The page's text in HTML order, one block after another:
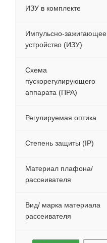
ИЗУ в комплекте
Импульсно-зажигающее
устройство (ИЗУ)
Схема
пускорегулирующего
аппарата (ПРА)
Регулируемая оптика
Степень защиты (IP)
Материал плафона/
рассеивателя
Вид/ марка материала
рассеивателя